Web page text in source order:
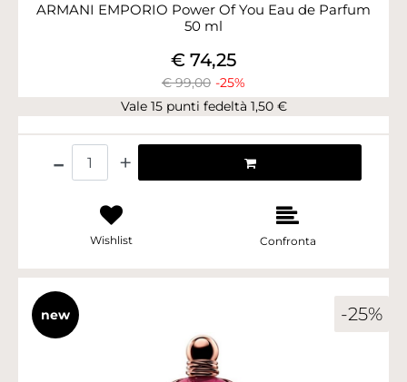
ARMANI EMPORIO Power Of You Eau de Parfum
50 ml
€ 99,00 -25%
€ 74,25
Vale 15 punti fedeltà 1,50 €
Wishlist Confronta
-25%
new